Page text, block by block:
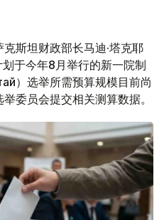
克斯坦财政部长马迪·塔克耶
于今年8月举行的新一院制
）选举所需预算规模目前尚
委员会提交相关测算数据。